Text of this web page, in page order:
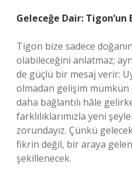
Geleceğe Dair:
Tigon bize sadece
olabileceğini anlatmaz;
de güçlü bir mesaj verir:
olmadan gelişim
daha bağlantılı hâle
farklılıklarımızla yeni
zorundayız. Çünkü
fikrin değil, bir araya
şekillenecek.